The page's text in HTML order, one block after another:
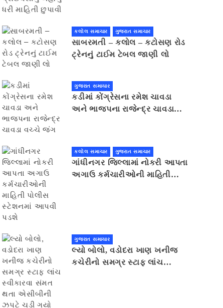
કલોલ સમાચાર ગુજરાત સમાચાર
સાબરમતી – કલોલ – કટોસણ રોડ
ટ્રેનનું ટાઈમ ટેબલ જાણી લો
ગુજરાત સમાચાર
કડીમાં કોંગ્રેસના રમેશ ચાવડા
અને ભાજપના રાજેન્દ્ર ચાવડા
કલોલ સમાચાર ગુજરાત સમાચાર
ગાંધીનગર જિલ્લામાં નોકરી આપતા
અગાઉ કર્મચારીઓની માહિતી
ગુજરાત સમાચાર
લ્યો બોલો, વડોદરા ખાણ ખનીજ
કચેરીનો સમગ્ર સ્ટાફ લાંચ